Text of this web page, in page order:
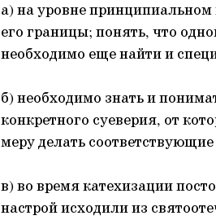
а) на уровне принципиальном
его границы; понять, что
необходимо еще найти и
б) необходимо знать и
конкретного суеверия, от
меру делать
в) во время катехизации
настрой исходили из